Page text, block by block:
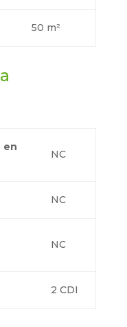
50 m²
en
NC
NC
NC
2 CDI